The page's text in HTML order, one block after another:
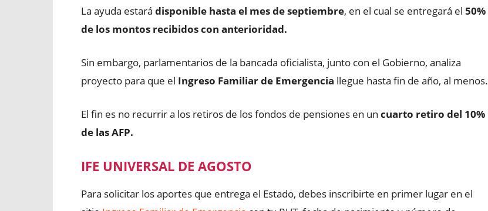
La ayuda estará disponible hasta el mes de septiembre, en el cual se entregará el 50%
de los montos recibidos con anterioridad.
Sin embargo, parlamentarios de la bancada oficialista, junto con el Gobierno, analiza
proyecto para que el Ingreso Familiar de Emergencia llegue hasta fin de año, al menos.
El fin es no recurrir a los retiros de los fondos de pensiones en un cuarto retiro del 10%
de las AFP.
IFE UNIVERSAL DE AGOSTO
Para solicitar los aportes que entrega el Estado, debes inscribirte en primer lugar en el